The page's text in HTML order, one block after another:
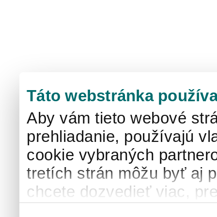
Táto webstránka
Aby vám tieto webové
prehliadanie, používajú
cookie vybraných
tretích strán môžu byť aj
chcete dozvedieť viac,